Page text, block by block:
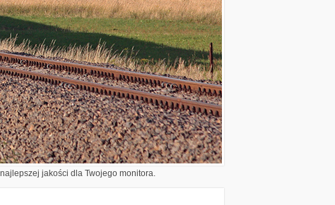
jakości dla Twojego monitora.